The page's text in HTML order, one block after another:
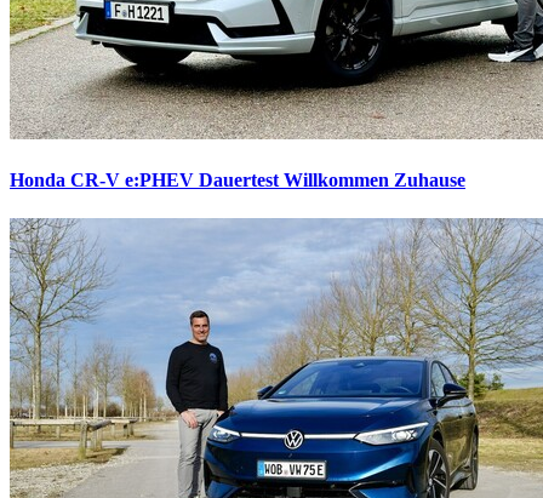
Honda CR-V e:PHEV Dauertest Willkommen Zuhause